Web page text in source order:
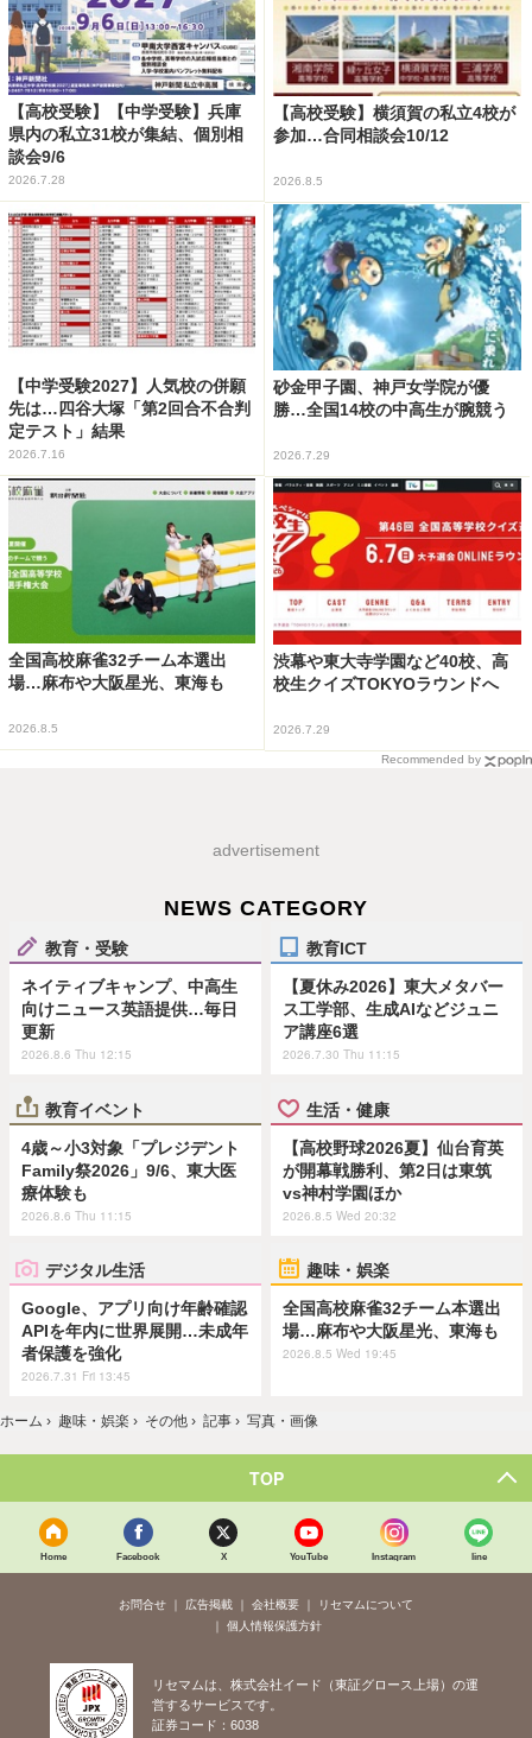
【高校受験】【中学受験】兵庫
県内の私立31校が集結、個別相
談会9/6
2026.7.28
【高校受験】横須賀の私立4校が
参加…合同相談会10/12
2026.8.5
【中学受験2027】人気校の併願
先は…四谷大塚「第2回合不合判
定テスト」結果
2026.7.16
砂金甲子園、神戸女学院が優
勝…全国14校の中高生が腕競う
2026.7.29
全国高校麻雀32チーム本選出
場…麻布や大阪星光、東海も
2026.8.5
渋幕や東大寺学園など40校、高
校生クイズTOKYOラウンドへ
2026.7.29
Recommended by
advertisement
NEWS CATEGORY
教育・受験
ネイティブキャンプ、中高生
向けニュース英語提供…毎日
更新
2026.8.6 Thu 12:15
教育ICT
【夏休み2026】東大メタバー
ス工学部、生成AIなどジュニ
ア講座6選
2026.7.30 Thu 11:15
教育イベント
4歳～小3対象「プレジデント
Family祭2026」9/6、東大医
療体験も
2026.8.6 Thu 11:15
生活・健康
【高校野球2026夏】仙台育英
が開幕戦勝利、第2日は東筑
vs神村学園ほか
2026.8.5 Wed 20:32
デジタル生活
Google、アプリ向け年齢確認
APIを年内に世界展開…未成年
者保護を強化
2026.7.31 Fri 13:45
趣味・娯楽
全国高校麻雀32チーム本選出
場…麻布や大阪星光、東海も
2026.8.5 Wed 19:45
ホーム › 趣味・娯楽 › その他 › 記事 › 写真・画像
TOP
Home Facebook X YouTube Instagram line
お問合せ 広告掲載 会社概要
リセマムについて
個人情報保護方針
リセマムは、株式会社イード（東証グロース上場）の運
営するサービスです。
証券コード：6038